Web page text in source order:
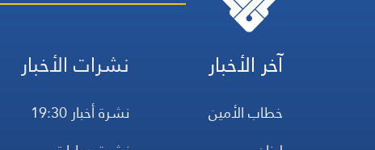
آخر الأخبار
خطاب الأمين
نشرات الأخبار
نشرة أخبار 19:30